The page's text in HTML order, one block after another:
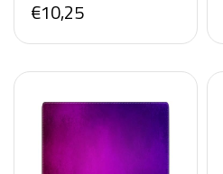
Gaming Mousepad
€10,25